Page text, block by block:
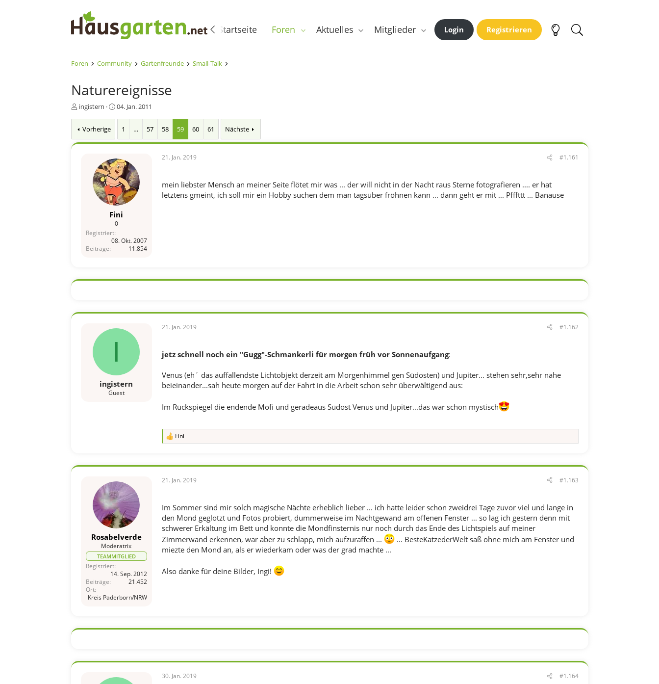
Startseite Foren Aktuelles Mitglieder Login Registrieren
Foren Community Gartenfreunde Small-Talk
Naturereignisse
E
t
e
ingistern
E
e
l
t
a
m
04. Jan. 2011
Vorherige 1 … 57 58 59 60 61 Nächste
Fini
0
Registriert
08. Okt. 2007
Beiträge
11.854
21. Jan. 2019 #1.161
mein liebster Mensch an meiner Seite flötet mir was ... der will nicht in der Nacht raus Sterne fotografieren .... er hat
letztens gmeint, ich soll mir ein Hobby suchen dem man tagsüber fröhnen kann ... dann geht er mit ... Pfffttt ... Banause
I
ingistern
Guest
21. Jan. 2019 #1.162
jetz schnell noch ein "Gugg"-Schmankerli für morgen früh vor Sonnenaufgang:
Venus (eh´ das auffallendste Lichtobjekt derzeit am Morgenhimmel gen Südosten) und Jupiter... stehen sehr,sehr nahe
beieinander...sah heute morgen auf der Fahrt in die Arbeit schon sehr überwältigend aus:
Im Rückspiegel die endende Mofi und geradeaus Südost Venus und Jupiter...das war schon mystisch
R
i
n
:
Fini
Rosabelverde
Moderatrix
TEAMMITGLIED
Registriert
14. Sep. 2012
Beiträge
21.452
Ort
Kreis Paderborn/NRW
21. Jan. 2019 #1.163
Im Sommer sind mir solch magische Nächte erheblich lieber ... ich hatte leider schon zweidrei Tage zuvor viel und lange in
den Mond geglotzt und Fotos probiert, dummerweise im Nachtgewand am offenen Fenster ... so lag ich gestern denn mit
schwerer Erkältung im Bett und konnte die Mondfinsternis nur noch durch das Ende des Lichtspiels auf meiner
Zimmerwand erkennen, war aber zu schlapp, mich aufzuraffen ...
... BesteKatzederWelt saß ohne mich am Fenster und
miezte den Mond an, als er wiederkam oder was der grad machte ...
Also danke für deine Bilder, Ingi!
30. Jan. 2019 #1.164